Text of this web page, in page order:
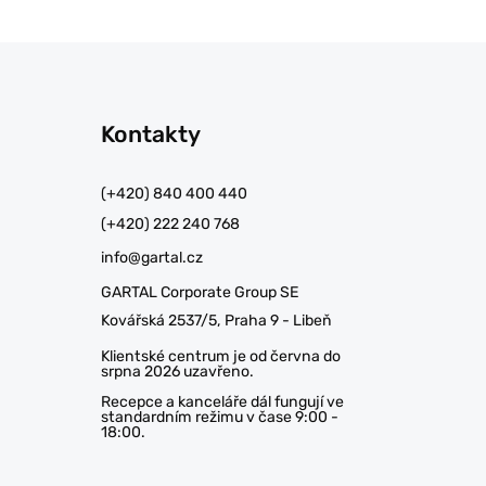
Kontakty
(+420) 840 400 440
(+420) 222 240 768
info@gartal.cz
GARTAL Corporate Group SE
Kovářská 2537/5, Praha 9 - Libeň
Klientské centrum je od června do
srpna 2026 uzavřeno.
Recepce a kanceláře dál fungují ve
standardním režimu v čase 9:00 -
18:00.